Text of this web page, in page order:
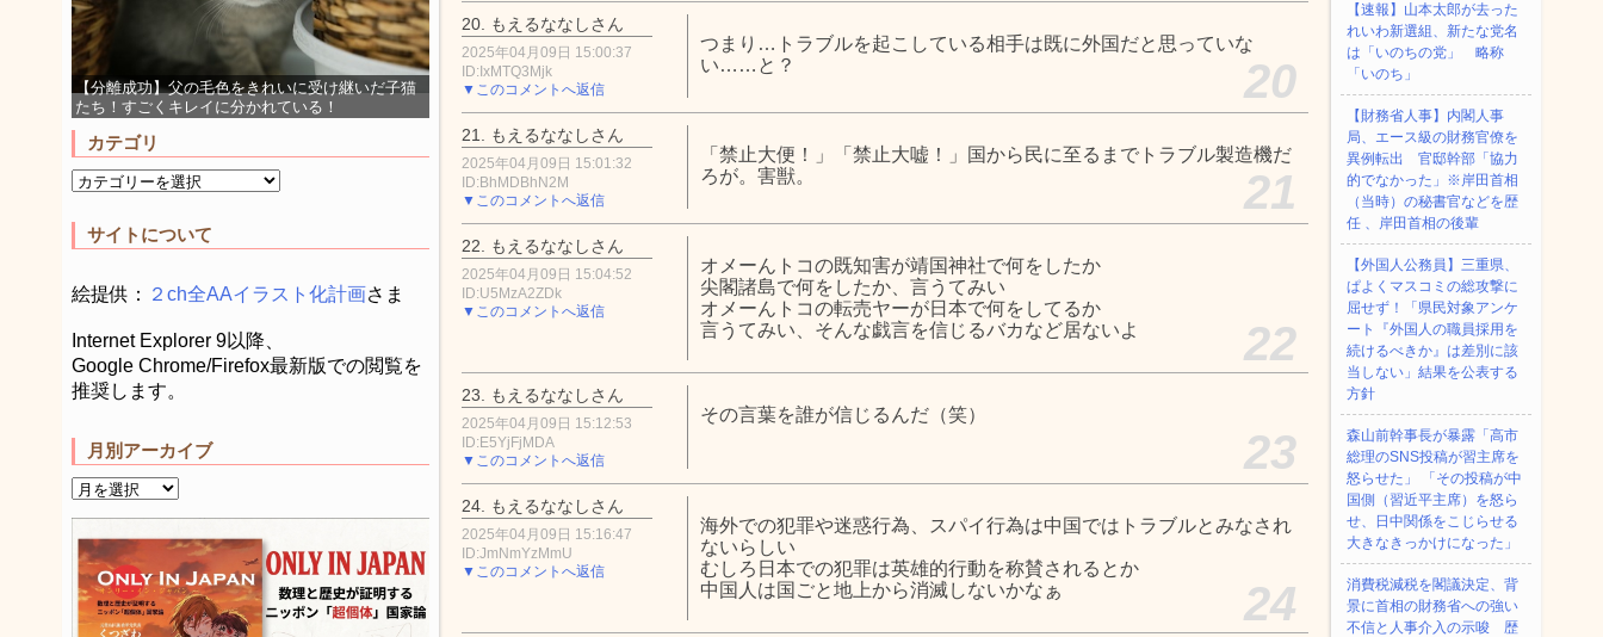
【分離成功】父の毛色をきれいに受け継いだ子猫
たち！すごくキレイに分かれている！
カテゴリ
サイトについて
絵提供： ２ch全AAイラスト化計画さま
Internet Explorer 9以降、
Google Chrome/Firefox最新版での閲覧を
推奨します。
月別アーカイブ
20. もえるななしさん
2025年04月09日 15:00:37
ID:IxMTQ3Mjk
▼このコメントへ返信
つまり…トラブルを起こしている相手は既に外国だと思っていな
い……と？
20
21. もえるななしさん
2025年04月09日 15:01:32
ID:BhMDBhN2M
▼このコメントへ返信
「禁止大便！」「禁止大嘘！」国から民に至るまでトラブル製造機だ
ろが。害獣。
21
22. もえるななしさん
2025年04月09日 15:04:52
ID:U5MzA2ZDk
▼このコメントへ返信
オメーんトコの既知害が靖国神社で何をしたか
尖閣諸島で何をしたか、言うてみい
オメーんトコの転売ヤーが日本で何をしてるか
言うてみい、そんな戯言を信じるバカなど居ないよ
22
23. もえるななしさん
2025年04月09日 15:12:53
ID:E5YjFjMDA
▼このコメントへ返信
その言葉を誰が信じるんだ（笑）
23
24. もえるななしさん
2025年04月09日 15:16:47
ID:JmNmYzMmU
▼このコメントへ返信
海外での犯罪や迷惑行為、スパイ行為は中国ではトラブルとみなされ
ないらしい
むしろ日本での犯罪は英雄的行動を称賛されるとか
中国人は国ごと地上から消滅しないかなぁ
24
【速報】山本太郎が去った
れいわ新選組、新たな党名
は「いのちの党」 略称
「いのち」
【財務省人事】内閣人事
局、エース級の財務官僚を
異例転出 官邸幹部「協力
的でなかった」※岸田首相
（当時）の秘書官などを歴
任 、岸田首相の後輩
【外国人公務員】三重県、
ぱよくマスコミの総攻撃に
屈せず！「県民対象アンケ
ート『外国人の職員採用を
続けるべきか』は差別に該
当しない」結果を公表する
方針
森山前幹事長が暴露「高市
総理のSNS投稿が習主席を
怒らせた」 「その投稿が中
国側（習近平主席）を怒ら
せ、日中関係をこじらせる
大きなきっかけになった」
消費税減税を閣議決定、背
景に首相の財務省への強い
不信と人事介入の示唆 歴